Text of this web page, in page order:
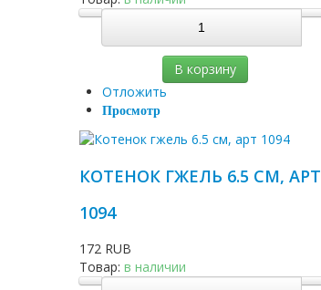
В корзину
Отложить
Просмотр
КОТЕНОК ГЖЕЛЬ 6.5 СМ, АРТ
1094
172 RUB
Товар: в наличии